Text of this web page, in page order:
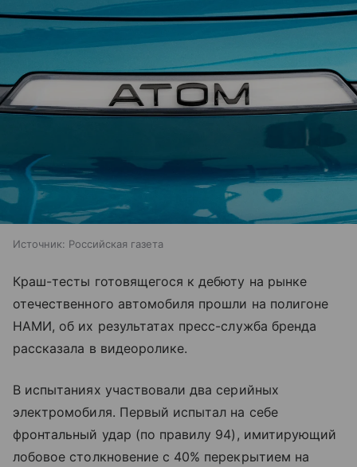
Источник: Российская газета
Краш-тесты готовящегося к дебюту на рынке
отечественного автомобиля прошли на полигоне
НАМИ, об их результатах пресс-служба бренда
рассказала в видеоролике.
В испытаниях участвовали два серийных
электромобиля. Первый испытал на себе
фронтальный удар (по правилу 94), имитирующий
лобовое столкновение с 40% перекрытием на